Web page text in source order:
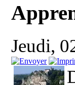
Jeudi,